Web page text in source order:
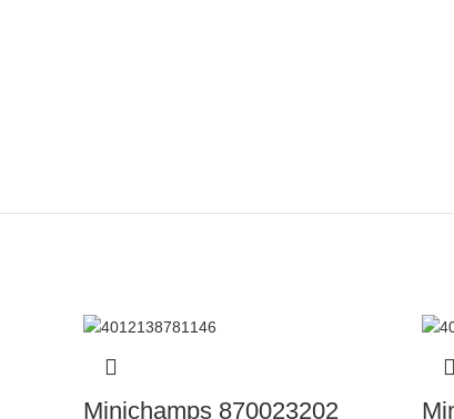
Minichamps 870023202